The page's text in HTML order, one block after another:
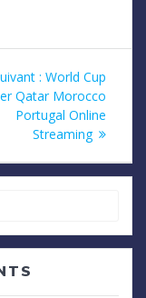
: Article
suivant
:
World Cup
Qatar Morocco
Portugal Online
Streaming